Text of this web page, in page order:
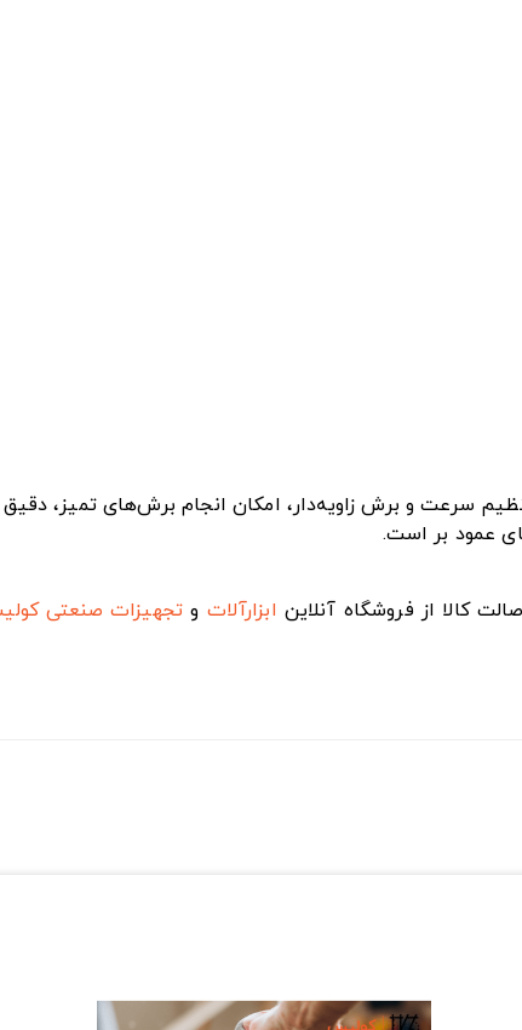
سرعت و برش زاویه‌دار، امکان انجام برش‌های تمیز، دقیق
عمود بر است.
کالا از فروشگاه آنلاین ابزارآلات و تجهیزات صنعتی